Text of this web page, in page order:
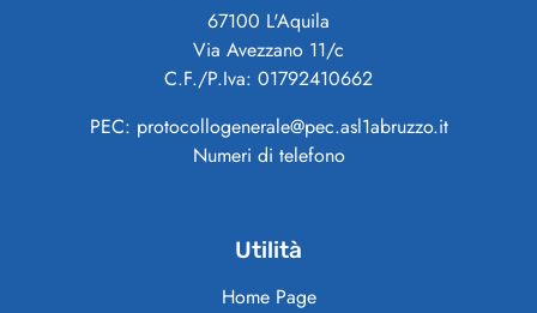
67100 L'Aquila
Via Avezzano 11/c
C.F./P.Iva: 01792410662
PEC: protocollogenerale@pec.asl1abruzzo.it
Numeri di telefono
Utilità
Home Page